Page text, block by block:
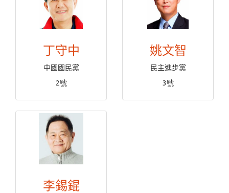
丁守中
中國國民黨
2號
姚文智
民主進步黨
3號
李錫錕